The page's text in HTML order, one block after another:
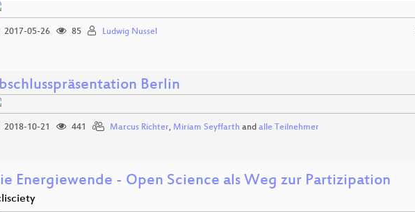
2017-05-26 85 Ludwig Nussel
Berlin
2018-10-21 441 Marcus Richter, Miriam Seyffarth and alle Teilnehmer
Energiewende - Open Science als Weg zur Partizipation